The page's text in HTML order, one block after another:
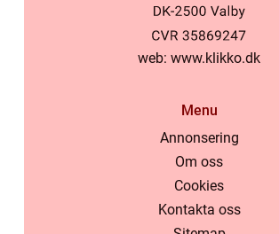
web: www.klikko.dk
Menu
Annonsering
Om oss
Cookies
Kontakta oss